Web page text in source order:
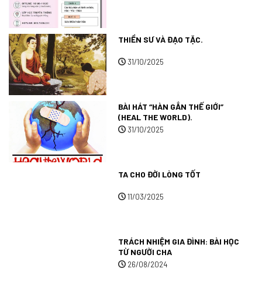
THIỀN SƯ VÀ ĐẠO TẶC.
31/10/2025
BÀI HÁT “HÀN GẮN THẾ GIỚI”
(HEAL THE WORLD).
31/10/2025
TA CHO ĐỜI LÒNG TỐT
11/03/2025
TRÁCH NHIỆM GIA ĐÌNH: BÀI HỌC
TỪ NGƯỜI CHA
26/08/2024